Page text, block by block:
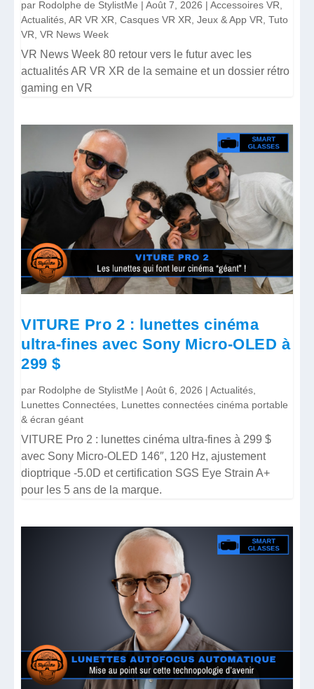
par Rodolphe de StylistMe |Août 7, 2026 |Accessoires VR
Actualités ,AR VR XR ,Casques VR XR ,Jeux & App VR ,Tuto
VR ,VR News Week
VR News Week 80 retour vers le futur avec les
actualités AR VR XR de la semaine et un dossier rétro
gaming en VR
VITURE Pro 2 : lunettes cinéma
ultra-fines avec Sony Micro-OLED à
299 $
par Rodolphe de StylistMe |Août 6, 2026 |Actualités
Lunettes Connectées Lunettes connectées cinéma portable
& écran géant
VITURE Pro 2 : lunettes cinéma ultra-fines à 299 $
avec Sony Micro-OLED 146″, 120 Hz, ajustement
dioptrique -5.0D et certification SGS Eye Strain A+
pour les 5 ans de la marque.